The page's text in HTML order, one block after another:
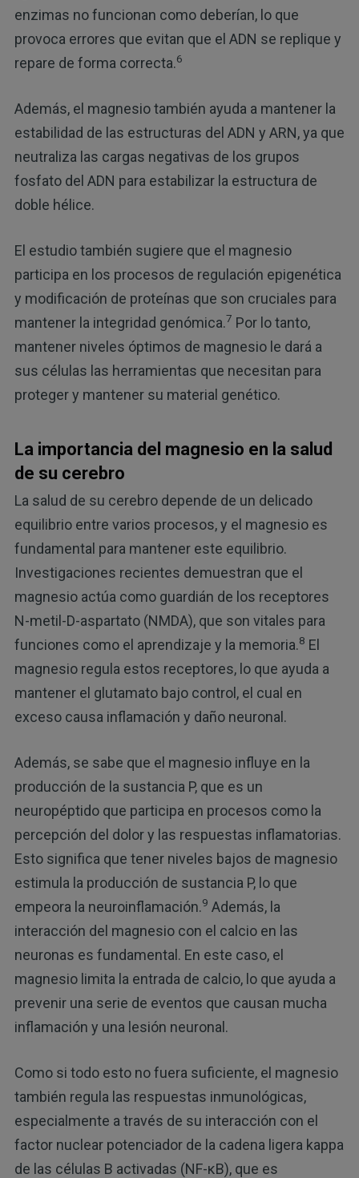
enzimas no funcionan como deberían, lo que
provoca errores que evitan que el ADN se replique y
repare de forma correcta.6
Además, el magnesio también ayuda a mantener la
estabilidad de las estructuras del ADN y ARN, ya que
neutraliza las cargas negativas de los grupos
fosfato del ADN para estabilizar la estructura de
doble hélice.
El estudio también sugiere que el magnesio
participa en los procesos de regulación epigenética
y modificación de proteínas que son cruciales para
mantener la integridad genómica.7 Por lo tanto,
mantener niveles óptimos de magnesio le dará a
sus células las herramientas que necesitan para
proteger y mantener su material genético.
La importancia del magnesio en la salud
de su cerebro
La salud de su cerebro depende de un delicado
equilibrio entre varios procesos, y el magnesio es
fundamental para mantener este equilibrio.
Investigaciones recientes demuestran que el
magnesio actúa como guardián de los receptores
N-metil-D-aspartato (NMDA), que son vitales para
funciones como el aprendizaje y la memoria.8 El
magnesio regula estos receptores, lo que ayuda a
mantener el glutamato bajo control, el cual en
exceso causa inflamación y daño neuronal.
Además, se sabe que el magnesio influye en la
producción de la sustancia P, que es un
neuropéptido que participa en procesos como la
percepción del dolor y las respuestas inflamatorias.
Esto significa que tener niveles bajos de magnesio
estimula la producción de sustancia P, lo que
empeora la neuroinflamación.9 Además, la
interacción del magnesio con el calcio en las
neuronas es fundamental. En este caso, el
magnesio limita la entrada de calcio, lo que ayuda a
prevenir una serie de eventos que causan mucha
inflamación y una lesión neuronal.
Como si todo esto no fuera suficiente, el magnesio
también regula las respuestas inmunológicas,
especialmente a través de su interacción con el
factor nuclear potenciador de la cadena ligera kappa
de las células B activadas (NF-κB), que es